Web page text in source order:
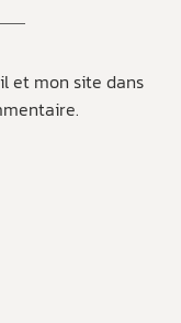
et mon site dans